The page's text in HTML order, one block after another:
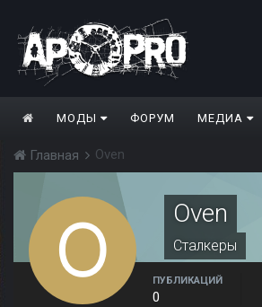
МОДЫ ФОРУМ МЕДИА
Главная Oven
Oven
Сталкеры
ПУБЛИКАЦИЙ
0